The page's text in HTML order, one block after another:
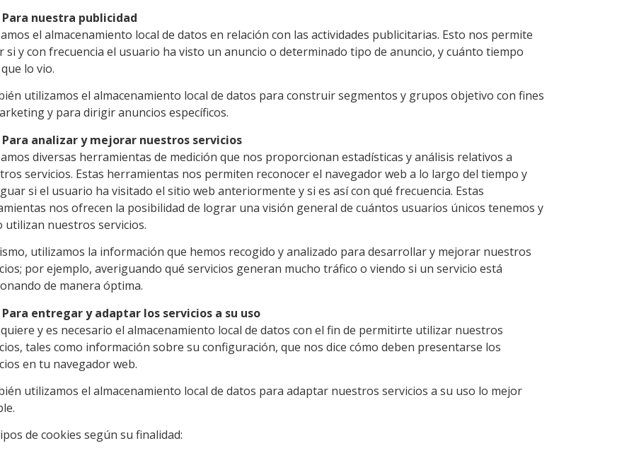
Para nuestra publicidad
el almacenamiento local de datos en relación con las actividades publicitarias. Esto nos permite
si y con frecuencia el usuario ha visto un anuncio o determinado tipo de anuncio, y cuánto tiempo
lo vio.
utilizamos el almacenamiento local de datos para construir segmentos y grupos objetivo con fines
y para dirigir anuncios específicos.
Para analizar y mejorar nuestros servicios
diversas herramientas de medición que nos proporcionan estadísticas y análisis relativos a
servicios. Estas herramientas nos permiten reconocer el navegador web a lo largo del tiempo y
si el usuario ha visitado el sitio web anteriormente y si es así con qué frecuencia. Estas
nos ofrecen la posibilidad de lograr una visión general de cuántos usuarios únicos tenemos y
utilizan nuestros servicios.
utilizamos la información que hemos recogido y analizado para desarrollar y mejorar nuestros
por ejemplo, averiguando qué servicios generan mucho tráfico o viendo si un servicio está
de manera óptima.
Para entregar y adaptar los servicios a su uso
y es necesario el almacenamiento local de datos con el fin de permitirte utilizar nuestros
tales como información sobre su configuración, que nos dice cómo deben presentarse los
en tu navegador web.
utilizamos el almacenamiento local de datos para adaptar nuestros servicios a su uso lo mejor
de cookies según su finalidad: